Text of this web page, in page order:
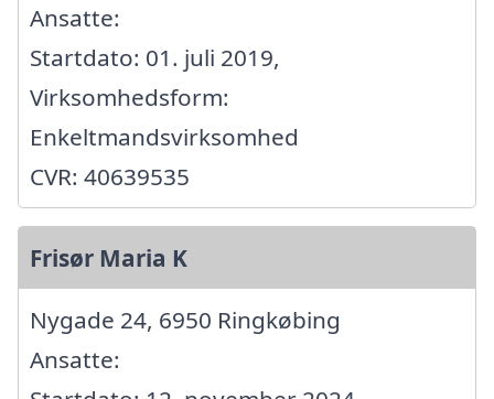
Ansatte:
Startdato: 01. juli 2019,
Virksomhedsform:
Enkeltmandsvirksomhed
CVR: 40639535
Frisør Maria K
Nygade 24, 6950 Ringkøbing
Ansatte: